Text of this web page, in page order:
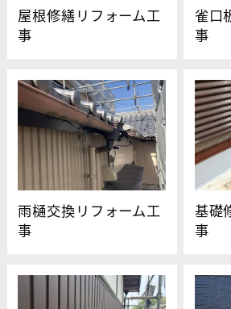
屋根修繕リフォーム工
事
雀口
事
雨樋交換リフォーム工
事
基礎
事